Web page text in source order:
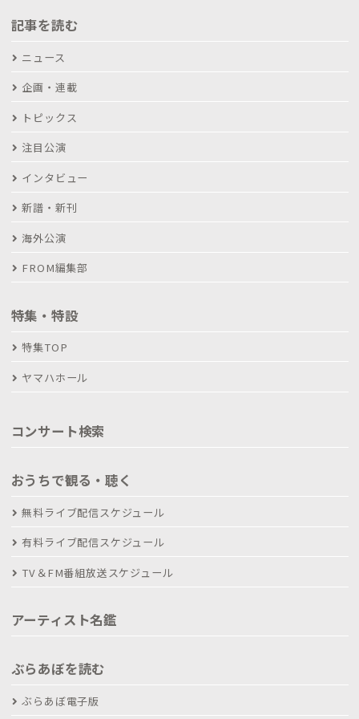
記事を読む
ニュース
企画・連載
トピックス
注目公演
インタビュー
新譜・新刊
海外公演
FROM編集部
特集・特設
特集TOP
ヤマハホール
コンサート検索
おうちで観る・聴く
無料ライブ配信スケジュール
有料ライブ配信スケジュール
TV＆FM番組放送スケジュール
アーティスト名鑑
ぶらあぼを読む
ぶらあぼ電子版